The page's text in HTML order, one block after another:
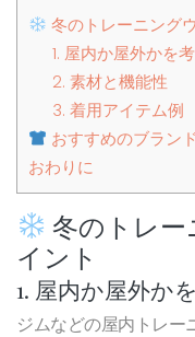
冬のトレーニング
1. 屋内か屋外かを
2. 素材と機能性
3. 着用アイテム例
おすすめのブランド
おわりに
冬のトレ
イント
1. 屋内か屋外か
ジムなどの屋内トレー